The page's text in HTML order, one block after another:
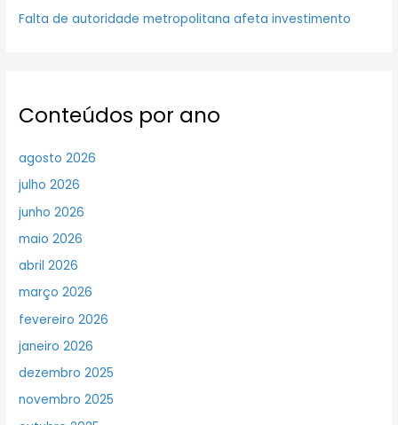
Falta de autoridade metropolitana afeta investimento
Conteúdos por ano
agosto 2026
julho 2026
junho 2026
maio 2026
abril 2026
março 2026
fevereiro 2026
janeiro 2026
dezembro 2025
novembro 2025